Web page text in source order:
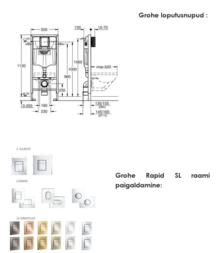
Grohe loputusnupud :
Grohe Rapid SL raami
paigaldamine: